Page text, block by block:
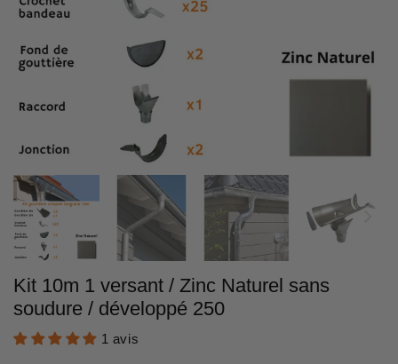
Kit 10m 1 versant / Zinc Naturel sans
soudure / développé 250
1 avis